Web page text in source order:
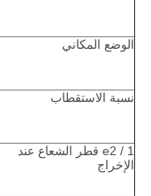
الوضع المكاني
نسبة الاستقطاب
1 / e2 قطر الشعاع عند
الإخراج